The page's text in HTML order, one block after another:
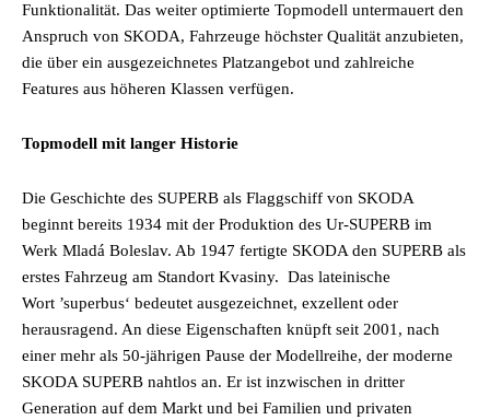
Funktionalität. Das weiter optimierte Topmodell untermauert den
Anspruch von SKODA, Fahrzeuge höchster Qualität anzubieten,
die über ein ausgezeichnetes Platzangebot und zahlreiche
Features aus höheren Klassen verfügen.
Topmodell mit langer Historie
Die Geschichte des SUPERB als Flaggschiff von SKODA
beginnt bereits 1934 mit der Produktion des Ur-SUPERB im
Werk Mladá Boleslav. Ab 1947 fertigte SKODA den SUPERB als
erstes Fahrzeug am Standort Kvasiny. Das lateinische
Wort ’superbus‘ bedeutet ausgezeichnet, exzellent oder
herausragend. An diese Eigenschaften knüpft seit 2001, nach
einer mehr als 50-jährigen Pause der Modellreihe, der moderne
SKODA SUPERB nahtlos an. Er ist inzwischen in dritter
Generation auf dem Markt und bei Familien und privaten